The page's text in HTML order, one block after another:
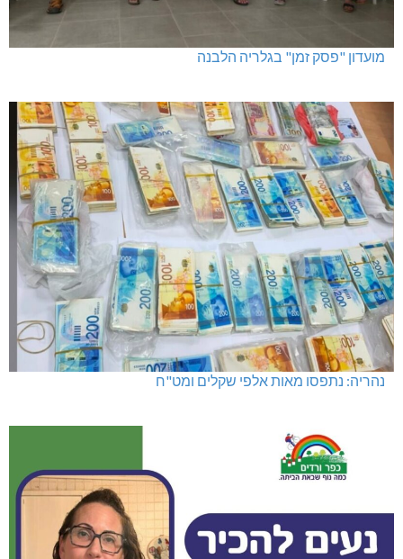
מועדון "פסק זמן" בגלריה הלבנה
נהריה: נתפסו מאות אלפי שקלים ומט"ח